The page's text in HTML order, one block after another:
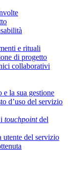
e rituali
di progetto
collaborativi
la sua gestione
d’uso del servizio
touchpointdel
utente del servizio